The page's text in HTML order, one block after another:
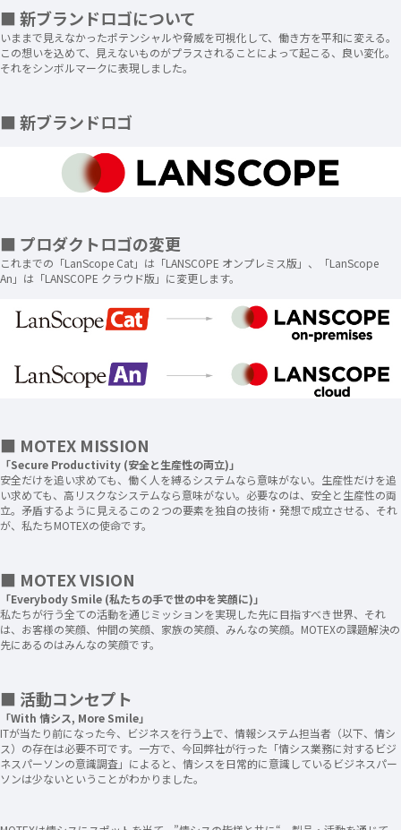
■ 新ブランドロゴについて
いままで見えなかったポテンシャルや脅威を可視化して、働き方を平和に変える。
この想いを込めて、見えないものがプラスされることによって起こる、良い変化。
それをシンボルマークに表現しました。
■ 新ブランドロゴ
■ プロダクトロゴの変更
これまでの「LanScope Cat」は「LANSCOPE オンプレミス版」、「LanScope
An」は「LANSCOPE クラウド版」に変更します。
■ MOTEX MISSION
「Secure Productivity (安全と生産性の両立)」
安全だけを追い求めても、働く人を縛るシステムなら意味がない。生産性だけを追
い求めても、高リスクなシステムなら意味がない。必要なのは、安全と生産性の両
立。矛盾するように見えるこの２つの要素を独自の技術・発想で成立させる、それ
が、私たちMOTEXの使命です。
■ MOTEX VISION
「Everybody Smile (私たちの手で世の中を笑顔に)」
私たちが行う全ての活動を通じミッションを実現した先に目指すべき世界、それ
は、お客様の笑顔、仲間の笑顔、家族の笑顔、みんなの笑顔​。MOTEXの課題解決の
先にあるのはみんなの笑顔です。​
■ 活動コンセプト
「With 情シス, More Smile」
ITが当たり前になった今、ビジネスを行う上で、情報システム担当者（以下、情シ
ス）の存在は必要不可です。一方で、今回弊社が行った「情シス業務に対するビジ
ネスパーソンの意識調査」によると、情シスを日常的に意識しているビジネスパー
ソンは少ないということがわかりました。